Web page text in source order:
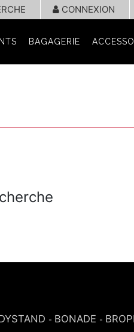
CONNEXION
BAGAGERIE
- BONADE -